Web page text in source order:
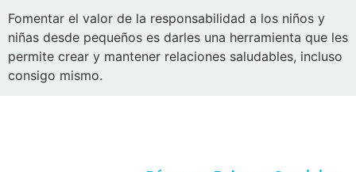
Fomentar el valor de la responsabilidad a los niños y
niñas desde pequeños es darles una herramienta que les
permite crear y mantener relaciones saludables, incluso
consigo mismo.